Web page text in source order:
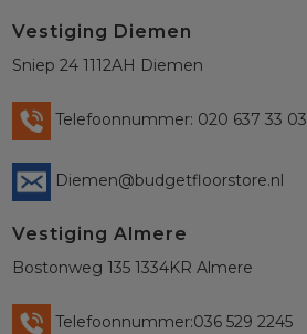
Vestiging Diemen
Sniep 24 1112AH Diemen
Telefoonnummer: 020 637 33 03
Diemen@budgetfloorstore.nl
Vestiging Almere
Bostonweg 135 1334KR Almere
Telefoonnummer:036 529 2245